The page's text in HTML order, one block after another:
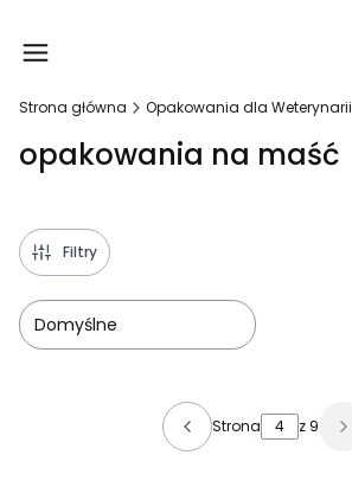
Strona główna Opakowania dla Weterynarii
opakowania na maść
Filtry
Domyślne
Lista produktów
Strona z 9